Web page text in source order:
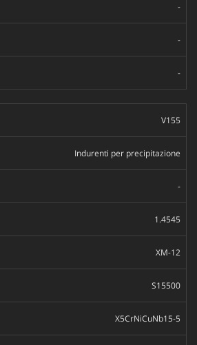
-
-
-
V155
Indurenti per precipitazione
-
1.4545
XM-12
S15500
X5CrNiCuNb15-5